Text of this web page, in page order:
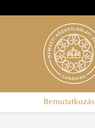
Bemutatkozás